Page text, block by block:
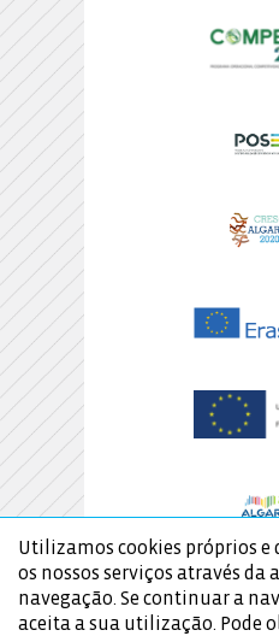
Utilizamos cookies próprios e
os nossos serviços através da
navegação. Se continuar a
aceita a sua utilização. Pode